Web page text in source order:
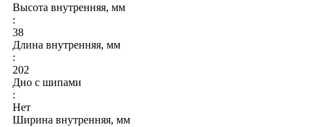
Высота внутренняя, мм
:
38
Длина внутренняя, мм
:
202
Дно с шипами
:
Нет
Ширина внутренняя, мм